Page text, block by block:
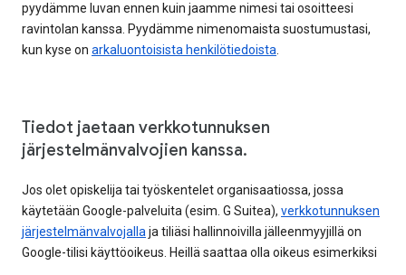
pyydämme luvan ennen kuin jaamme nimesi tai osoitteesi
ravintolan kanssa. Pyydämme nimenomaista suostumustasi,
kun kyse on arkaluontoisista henkilötiedoista
Tiedot jaetaan verkkotunnuksen
järjestelmänvalvojien kanssa.
Jos olet opiskelija tai työskentelet organisaatiossa, jossa
käytetään Google-palveluita (esim. G Suitea), verkkotunnuksen
järjestelmänvalvojalla ja tiliäsi hallinnoivilla jälleenmyyjillä on
Google-tilisi käyttöoikeus. Heillä saattaa olla oikeus esimerkiksi